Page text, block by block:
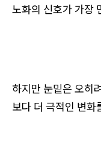
노화의 신호가 가장
하지만 눈밑은 오히
보다 더 극적인 변화